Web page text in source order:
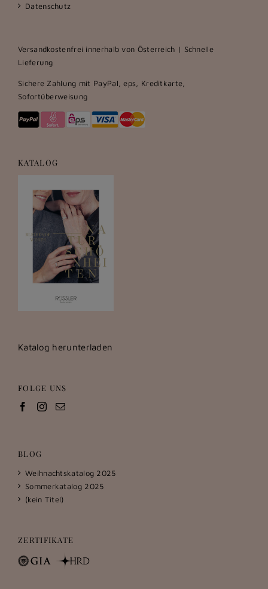
Datenschutz
Versandkostenfrei innerhalb von Österreich | Schnelle
Lieferung
Sichere Zahlung mit PayPal, eps, Kreditkarte,
Sofortüberweisung
KATALOG
Katalog herunterladen
FOLGE UNS
BLOG
Weihnachtskatalog 2025
Sommerkatalog 2025
(kein Titel)
ZERTIFIKATE